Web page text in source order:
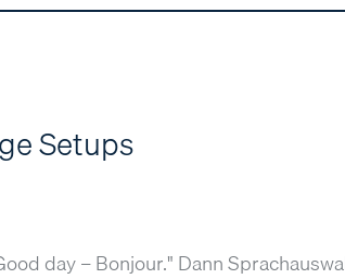
Setups
day – Bonjour." Dann